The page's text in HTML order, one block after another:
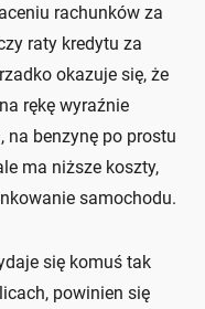
rachunków za
raty kredytu za
okazuje się, że
rękę wyraźnie
na benzynę po prostu
ma niższe koszty,
samochodu.
się komuś tak
powinien się